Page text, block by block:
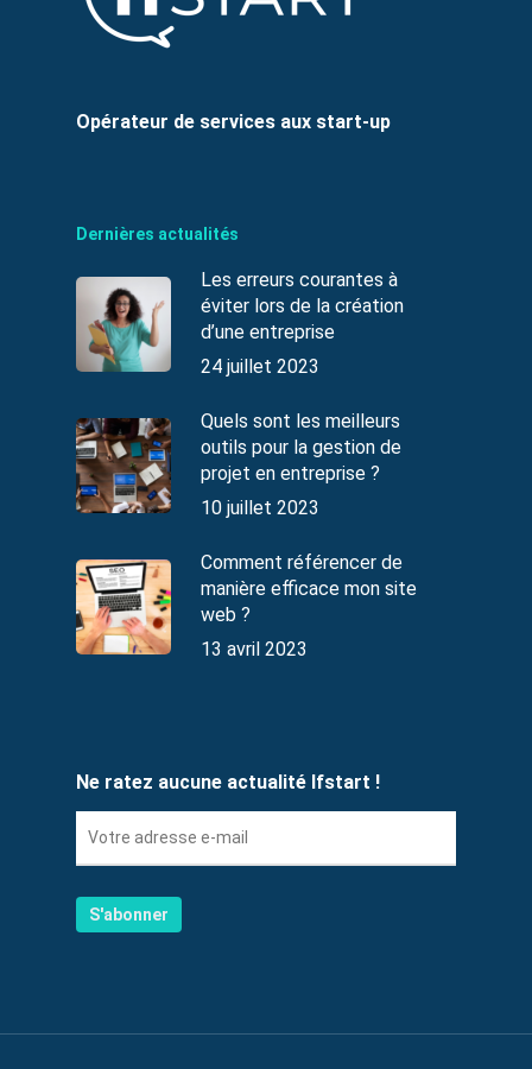
Opérateur de services aux start-up
Dernières actualités
Les erreurs courantes à
éviter lors de la création
d’une entreprise
24 juillet 2023
Quels sont les meilleurs
outils pour la gestion de
projet en entreprise ?
10 juillet 2023
Comment référencer de
manière efficace mon site
web ?
13 avril 2023
Ne ratez aucune actualité Ifstart !